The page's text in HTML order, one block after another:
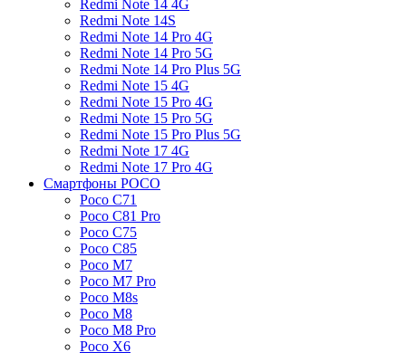
Redmi Note 14 4G
Redmi Note 14S
Redmi Note 14 Pro 4G
Redmi Note 14 Pro 5G
Redmi Note 14 Pro Plus 5G
Redmi Note 15 4G
Redmi Note 15 Pro 4G
Redmi Note 15 Pro 5G
Redmi Note 15 Pro Plus 5G
Redmi Note 17 4G
Redmi Note 17 Pro 4G
Смартфоны POCO
Poco C71
Poco C81 Pro
Poco C75
Poco C85
Poco M7
Poco M7 Pro
Poco M8s
Poco M8
Poco M8 Pro
Poco X6